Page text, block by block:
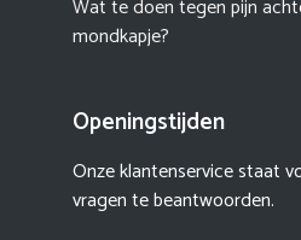
Wat te doen tegen pijn
mondkapje?
Openingstijden
Onze klantenservice staat
vragen te beantwoorden.